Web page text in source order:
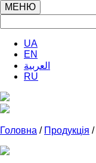
МЕНЮ
UA
EN
العربية
RU
Головна / Продукція /